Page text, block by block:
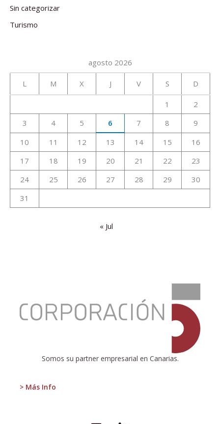
Sin categorizar
Turismo
agosto 2026
L M X J V S D
1
2
3
4 5 6 7 8
9
10
11 12 13 14 15
16
17
18 19 20 21 22
23
24
25 26 27 28 29
30
31
« Jul
Somos su partner empresarial en Canarias.
> Más Info
las
cosas